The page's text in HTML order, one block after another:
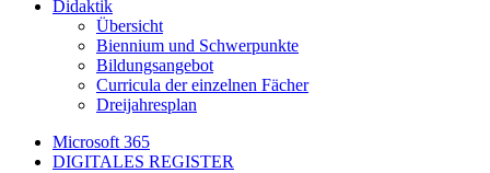
Didaktik
Übersicht
Biennium und Schwerpunkte
Bildungsangebot
Curricula der einzelnen Fächer
Dreijahresplan
Microsoft 365
DIGITALES REGISTER